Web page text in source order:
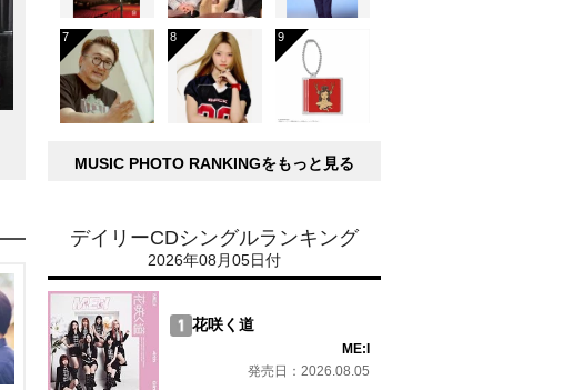
MUSIC PHOTO RANKINGをもっと見る
デイリーCDシングルランキング
2026年08月05日付
花咲く道
ME:I
発売日：2026.08.05